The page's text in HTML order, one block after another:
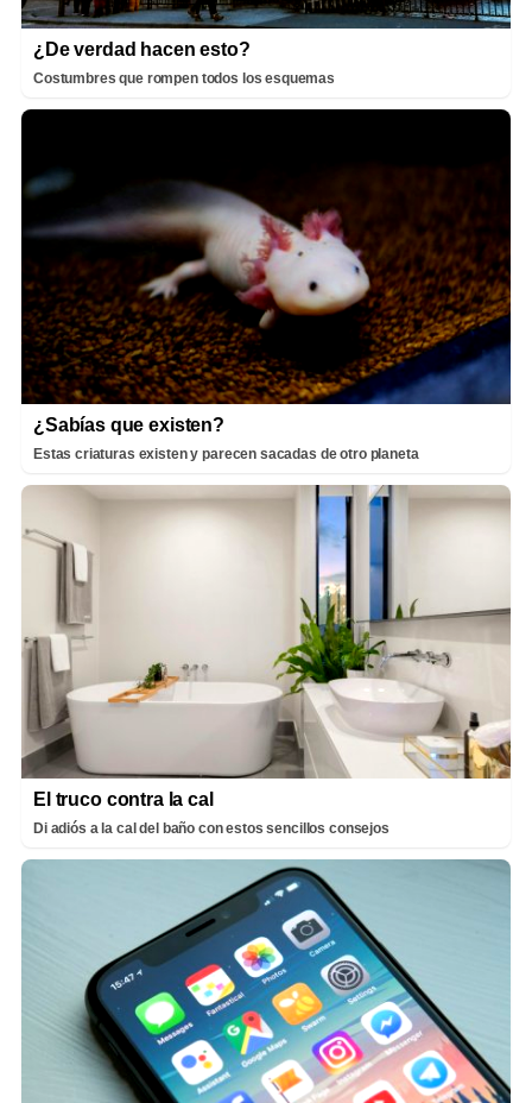
¿De verdad hacen esto?
Costumbres que rompen todos los esquemas
¿Sabías que existen?
Estas criaturas existen y parecen sacadas de otro planeta
El truco contra la cal
Di adiós a la cal del baño con estos sencillos consejos